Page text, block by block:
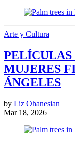
Arte y Cultura
PELÍCULAS
MUJERES
ÁNGELES
by Liz Ohanesian
Mar 18, 2026